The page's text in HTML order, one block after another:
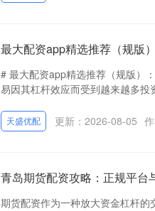
最大配资app精选推荐（规版）
# 最大配资app精选推荐（规版）
易因其杠杆效应而受到越来越多
天盛优配 更新：2026-08-05
青岛期货配资攻略：正规平台
期货配资作为一种放大资金杠杆